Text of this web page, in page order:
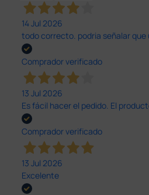
14 Jul 2026
todo correcto. podria señalar que
Comprador verificado
13 Jul 2026
Es fácil hacer el pedido. El
Comprador verificado
13 Jul 2026
Excelente